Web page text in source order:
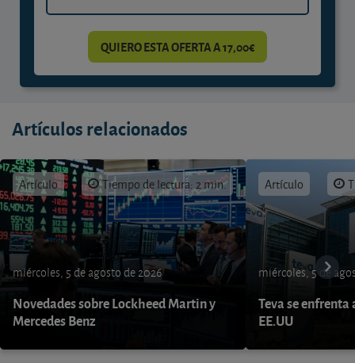
QUIERO ESTA OFERTA A 17,00€
Artículos relacionados
Artículo Tiempo de lectura: 2 min.
miércoles, 5 de agosto de 2026
Novedades sobre Lockheed Martin y
Mercedes Benz
Artículo
miércoles, 5 de
Teva se enfrenta
EE.UU